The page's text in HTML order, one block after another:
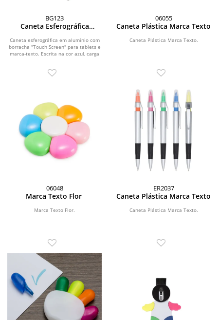
BG123
Caneta Esferográfica
Caneta esferográfica em aluminio com
borracha "Touch Screen" para tablets e
marca-texto. Escrita na cor azul, carga
06055
Caneta Plástica Marca Texto
Caneta Plástica Marca Texto.
06048
Marca Texto Flor
Marca Texto Flor.
ER2037
Caneta Plástica Marca Texto
Caneta Plástica Marca Texto.